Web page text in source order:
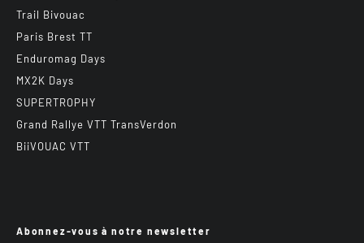
Trail Bivouac
Paris Brest TT
Enduromag Days
MX2K Days
SUPERTROPHY
Grand Rallye VTT TransVerdon
BiiVOUAC VTT
Abonnez-vous à notre newsletter